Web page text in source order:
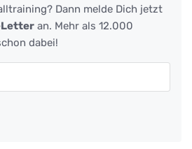
Dann melde Dich jetzt
Letter an. Mehr als 12.000
dabei!